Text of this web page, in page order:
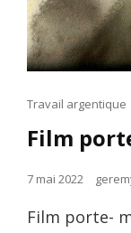
Cat
Links
Travail argentique
Film
Posted
7 mai 2022
Film porte-